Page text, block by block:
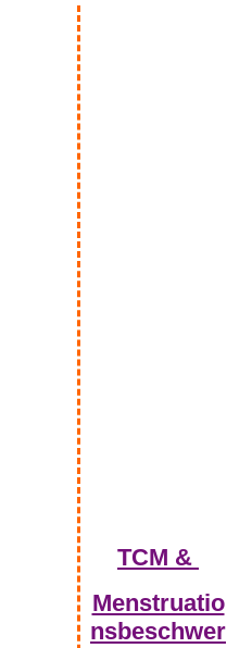
TCM &
Menstruatio
nsbeschwer